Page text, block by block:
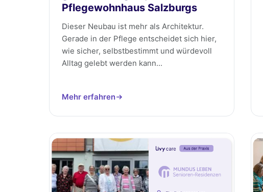
Pflegewohnhaus Salzburgs
Dieser Neubau ist mehr als Architektur.
Gerade in der Pflege entscheidet sich hier,
wie sicher, selbstbestimmt und würdevoll
Alltag gelebt werden kann...
Mehr erfahren